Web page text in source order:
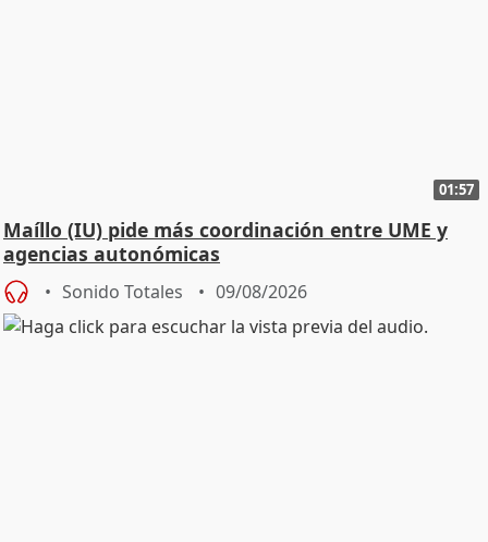
01:57
Maíllo (IU) pide más coordinación entre UME y
agencias autonómicas
Sonido Totales 09/08/2026